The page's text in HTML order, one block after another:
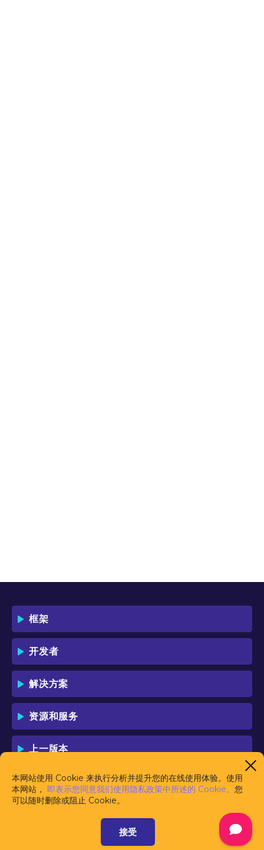
框架
开发者
解决方案
资源和服务
上一版本
开发和赞助
本网站使用 Cookie 来执行分析并提升您的在线使用体验。使用
本网站， 即表示您同意我们使用隐私政策中所述的 Cookie。 您
可以随时删除或阻止 Cookie。
接受